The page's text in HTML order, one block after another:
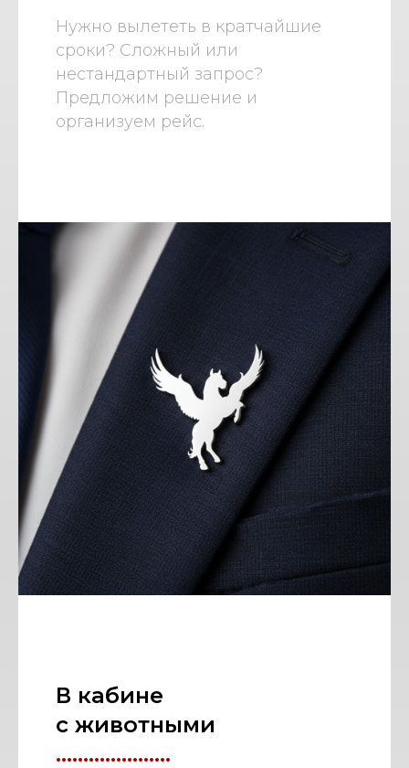
Нужно вылететь в кратчайшие
сроки? Сложный или
нестандартный запрос?
Предложим решение и
организуем рейс.
В кабине
с животными
.....................